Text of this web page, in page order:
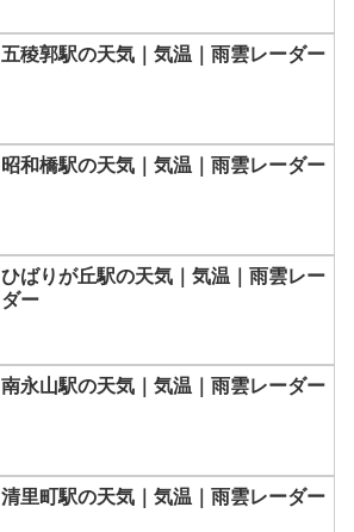
五稜郭駅の天気｜気温｜雨雲レーダー
昭和橋駅の天気｜気温｜雨雲レーダー
ひばりが丘駅の天気｜気温｜雨雲レー
ダー
南永山駅の天気｜気温｜雨雲レーダー
清里町駅の天気｜気温｜雨雲レーダー